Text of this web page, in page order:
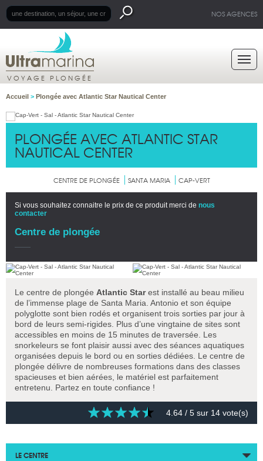
NOS AGENCES
VOYAGE PLONGÉE
Accueil > Plongée avec Atlantic Star Nautical Center
PLONGÉE AVEC ATLANTIC STAR
NAUTICAL CENTER
CENTRE DE PLONGÉE SANTA MARIA CAP-VERT
Si vous souhaitez connaitre le prix de ce produit merci de nous
contacter
Centre de plongée
Le centre de plongée Atlantic Starest installé au beau milieu
de l’immense plage de Santa Maria. Antonio et son équipe
polyglotte sont bien rodés et organisent trois sorties par jour à
bord de leurs semi-rigides. Plus d’une vingtaine de sites sont
accessibles en moins de 15 minutes de traversée. Les
snorkeleurs se font plaisir aussi avec des séances aquatiques
organisées depuis le bord ou en sorties dédiées. Le centre de
plongée délivre de nombreuses formations dans des classes
spacieuses et bien aérées, le matériel est parfaitement
entretenu. Partez en toute confiance !
4.64 / 5 sur 14 vote(s)
LE CENTRE